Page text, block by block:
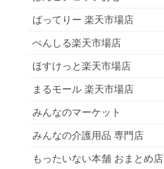
ばってりー 楽天市場店
ぺんしる楽天市場店
ほすけっと楽天市場店
まるモール 楽天市場店
みんなのマーケット
みんなの介護用品 専門店
もったいない本舗 おまとめ店